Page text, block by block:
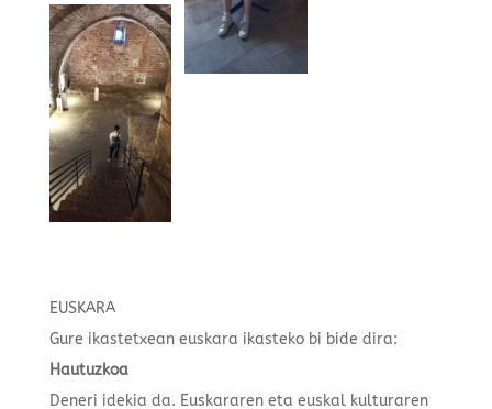
EUSKARA
Gure ikastetxean euskara ikasteko bi bide dira:
Hautuzkoa
Deneri idekia da. Euskararen eta euskal kulturaren